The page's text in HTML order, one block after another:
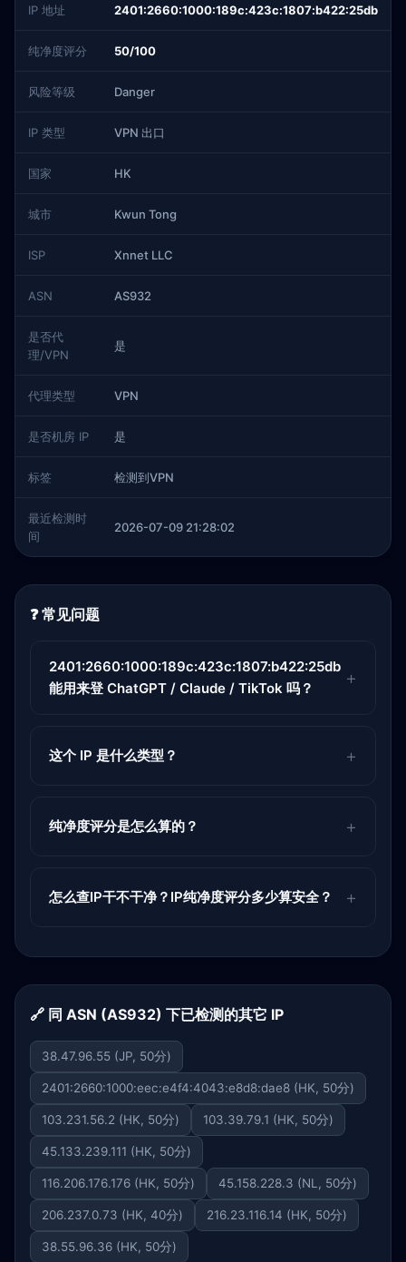
IP 地址 2401:2660:1000:189c:423c:1807:b422:25db
纯净度评分 50/100
风险等级 Danger
IP 类型 VPN 出口
国家 HK
城市 Kwun Tong
ISP Xnnet LLC
ASN AS932
是否代
理/VPN
是
代理类型 VPN
是否机房 IP 是
标签 检测到VPN
最近检测时
间
2026-07-09 21:28:02
❓ 常见问题
2401:2660:1000:189c:423c:1807:b422:25db
能用来登 ChatGPT / Claude / TikTok 吗？
这个 IP 是什么类型？
纯净度评分是怎么算的？
怎么查IP干不干净？IP纯净度评分多少算安全？
🔗 同 ASN (AS932) 下已检测的其它 IP
38.47.96.55 (JP, 50分)
2401:2660:1000:eec:e4f4:4043:e8d8:dae8 (HK, 50分)
103.231.56.2 (HK, 50分) 103.39.79.1 (HK, 50分)
45.133.239.111 (HK, 50分)
116.206.176.176 (HK, 50分) 45.158.228.3 (NL, 50分)
206.237.0.73 (HK, 40分) 216.23.116.14 (HK, 50分)
38.55.96.36 (HK, 50分)